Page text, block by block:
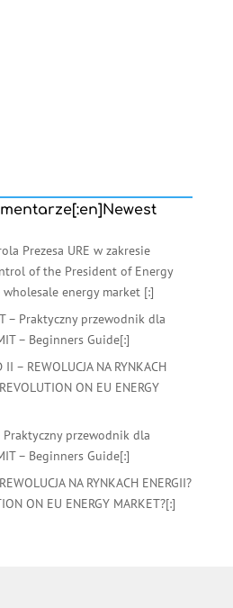
Prezesa URE w zakresie
of the President of Energy
energy market [:]
– Praktyczny przewodnik dla
– Beginners Guide[:]
– REWOLUCJA NA RYNKACH
ON EU ENERGY
Praktyczny przewodnik dla
– Beginners Guide[:]
NA RYNKACH ENERGII?
ON EU ENERGY MARKET?[:]